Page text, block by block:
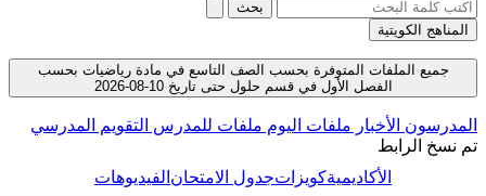
بحث
المناهج الكويتية
جميع الملفات المتوفرة بحسب الصف التاسع في مادة رياضيات بحسب
الفصل الأول في قسم حلول حتى تاريخ 10-08-2026
المدرسون الأخبار ملفات اليوم ملفات للمدرس التقويم المدرسي
تم نسخ الرابط
الأكاديميةكويزاتجدول الامتحانالفيديوهات